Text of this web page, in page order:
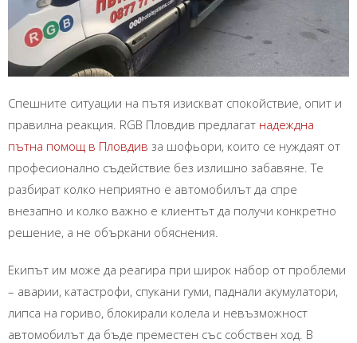
Спешните ситуации на пътя изискват спокойствие, опит и
правилна реакция. RGB Пловдив предлагат надеждна
пътна помощ в Пловдив за шофьори, които се нуждаят от
професионално съдействие без излишно забавяне. Те
разбират колко неприятно е автомобилът да спре
внезапно и колко важно е клиентът да получи конкретно
решение, а не объркани обяснения.
Екипът им може да реагира при широк набор от проблеми
– аварии, катастрофи, спукани гуми, паднали акумулатори,
липса на гориво, блокирали колела и невъзможност
автомобилът да бъде преместен със собствен ход. В